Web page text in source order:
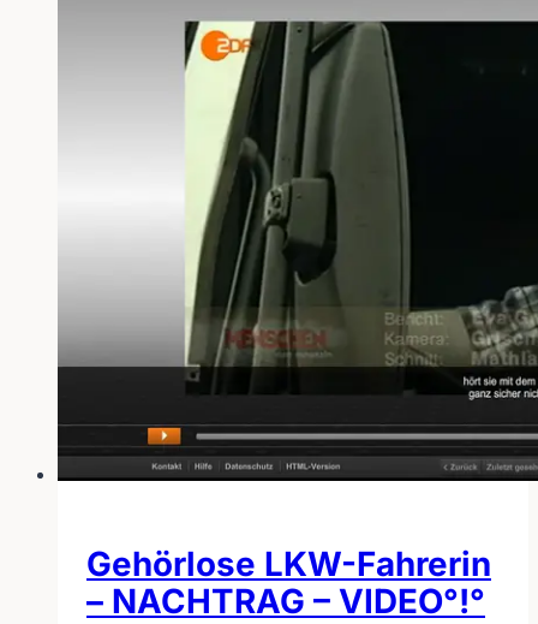
Gehörlose LKW-Fahrerin
– NACHTRAG – VIDEO°!°